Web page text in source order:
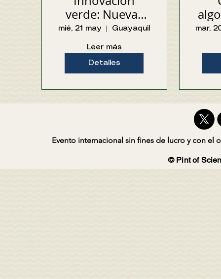
verde: Nuevas
tecnologías para
valorización de
residuos
agroindustriales.
mié, 21 may Guayaquil
Leer más
Detalles
mar,
Evento internacional sin fines de lucro y con el
© Pint of